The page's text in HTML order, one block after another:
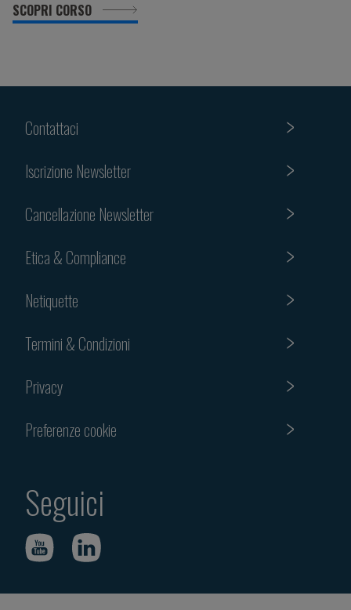
SCOPRI CORSO
Contattaci
Iscrizione Newsletter
Cancellazione Newsletter
Etica & Compliance
Netiquette
Termini & Condizioni
Privacy
Preferenze cookie
Seguici